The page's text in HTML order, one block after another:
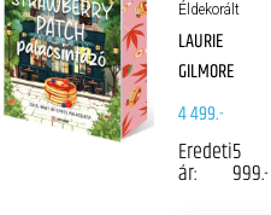
Éldekorált
LAURIE
GILMORE
4 499.-
Eredeti
ár:
5
999.-